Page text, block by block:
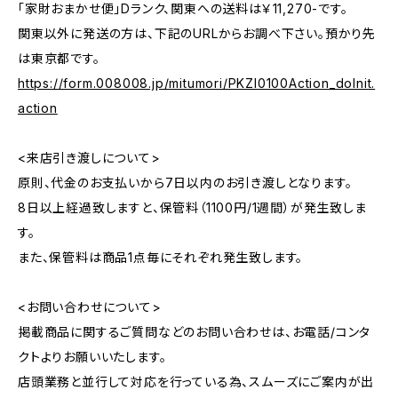
「家財おまかせ便」Dランク、関東への送料は￥11,270-です。
関東以外に発送の方は、下記のURLからお調べ下さい。預かり先
は東京都です。
https://form.008008.jp/mitumori/PKZI0100Action_doInit.
action
<来店引き渡しについて>
原則、代金のお支払いから7日以内のお引き渡しとなります。
8日以上経過致しますと、保管料（1100円/1週間）が発生致しま
す。
また、保管料は商品1点毎にそれぞれ発生致します。
<お問い合わせについて>
掲載商品に関するご質問などのお問い合わせは、お電話/コンタ
クトよりお願いいたします。
店頭業務と並行して対応を行っている為、スムーズにご案内が出